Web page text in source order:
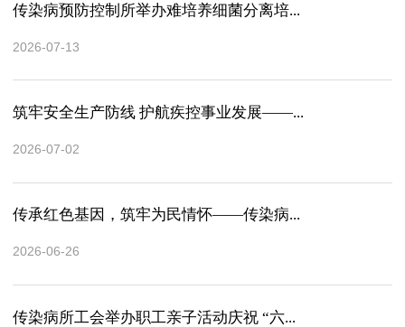
传染病预防控制所举办难培养细菌分离培...
2026-07-13
筑牢安全生产防线 护航疾控事业发展——...
2026-07-02
传承红色基因，筑牢为民情怀——传染病...
2026-06-26
传染病所工会举办职工亲子活动庆祝 “六...